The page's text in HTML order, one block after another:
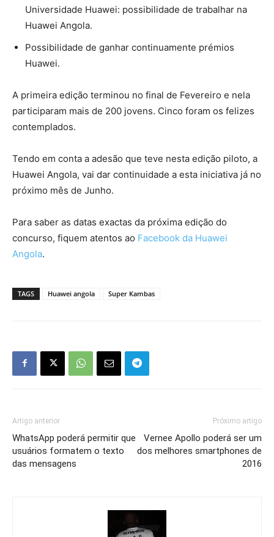
Universidade Huawei: possibilidade de trabalhar na
Huawei Angola.
Possibilidade de ganhar continuamente prémios
Huawei.
A primeira edição terminou no final de Fevereiro e nela
participaram mais de 200 jovens. Cinco foram os felizes
contemplados.
Tendo em conta a adesão que teve nesta edição piloto, a
Huawei Angola, vai dar continuidade a esta iniciativa já no
próximo mês de Junho.
Para saber as datas exactas da próxima edição do
concurso, fiquem atentos ao Facebook da Huawei
Angola.
TAGS Huawei angola Super Kambas
Artigo anterior
WhatsApp poderá permitir que
usuários formatem o texto
das mensagens
Próximo artigo
Vernee Apollo poderá ser um
dos melhores smartphones de
2016